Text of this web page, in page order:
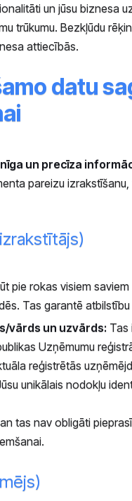
un jūsu biznesa
trūkumu. Bezkļūdu
attiecībās.
datu
un precīza
pareizu
pie rokas visiem saviem
Tas garantē
vārds un uzvārds: Tas
Uzņēmumu
reģistrētās
unikālais nodokļu
tas nav obligāti